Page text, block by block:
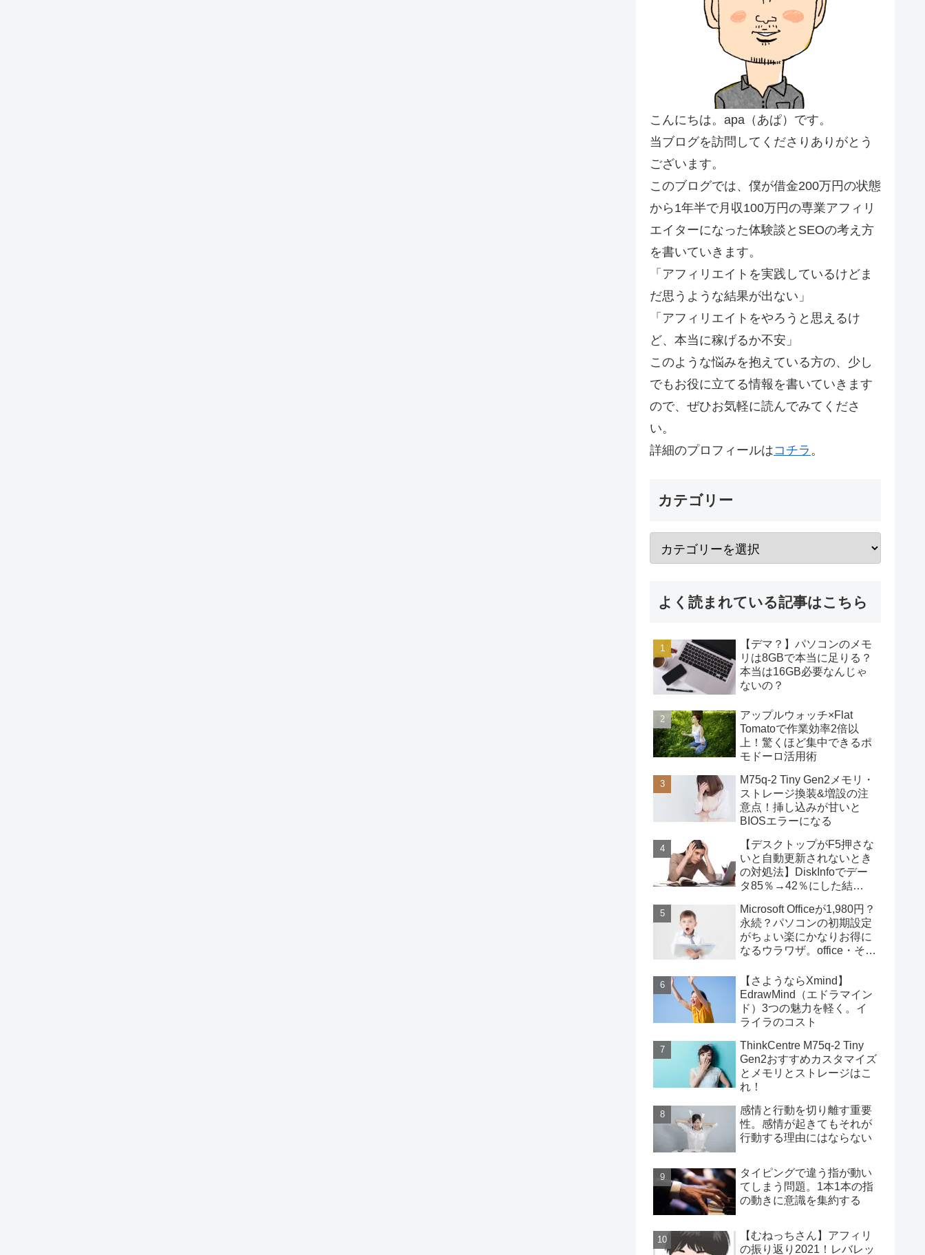
こんにちは。apa（あぱ）です。
当ブログを訪問してくださりありがとう
ございます。
このブログでは、僕が借金200万円の状態
から1年半で月収100万円の専業アフィリ
エイターになった体験談とSEOの考え方
を書いていきます。
「アフィリエイトを実践しているけどま
だ思うような結果が出ない」
「アフィリエイトをやろうと思えるけ
ど、本当に稼げるか不安」
このような悩みを抱えている方の、少し
でもお役に立てる情報を書いていきます
ので、ぜひお気軽に読んでみてくださ
い。
詳細のプロフィールはコチラ 。
カテゴリー
よく読まれている記事はこちら
【デマ？】パソコンのメモ
リは8GBで本当に足りる？
本当は16GB必要なんじゃ
ないの？
アップルウォッチ×Flat
Tomatoで作業効率2倍以
上！驚くほど集中できるポ
モドーロ活用術
M75q-2 Tiny Gen2メモリ・
ストレージ換装&増設の注
意点！挿し込みが甘いと
BIOSエラーになる
【デスクトップがF5押さな
いと自動更新されないとき
の対処法】DiskInfoでデー
タ85％→42％にした結
Microsoft Officeが1,980円？
永続？パソコンの初期設定
がちょい楽にかなりお得に
なるウラワザ。office・その
【さようならXmind】
EdrawMind（エドラマイン
ド）3つの魅力を軽く。イ
ライラのコスト
ThinkCentre M75q-2 Tiny
Gen2おすすめカスタマイズ
とメモリとストレージはこ
れ！
感情と行動を切り離す重要
性。感情が起きてもそれが
行動する理由にはならない
タイピングで違う指が動い
てしまう問題。1本1本の指
の動きに意識を集約する
【むねっちさん】アフィリ
の振り返り2021！レバレッ